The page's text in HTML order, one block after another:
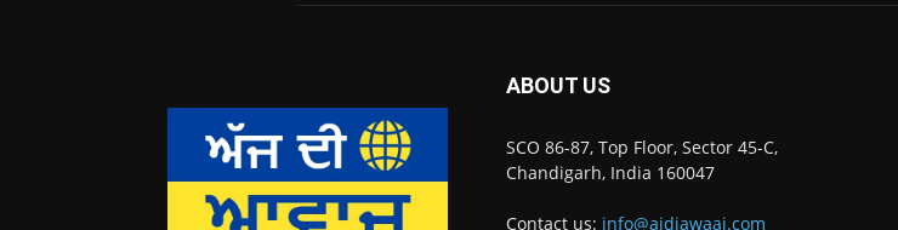
ABOUT US
SCO 86-87, Top Floor, Sector 45-C,
Chandigarh, India 160047
Contact us: info@ajdiawaaj.com